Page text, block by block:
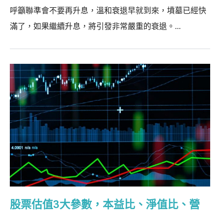
呼籲聯準會不要再升息，溫和衰退早就到來，墳墓已經快
滿了，如果繼續升息，將引發非常嚴重的衰退。...
股票估值3大參數，本益比、淨值比、營